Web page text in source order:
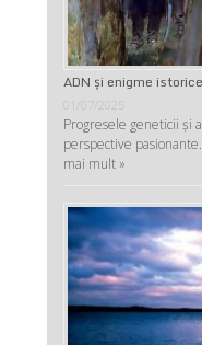
ADN şi enigme istorice
01/07/2025
Progresele geneticii şi
perspective
mai mult »